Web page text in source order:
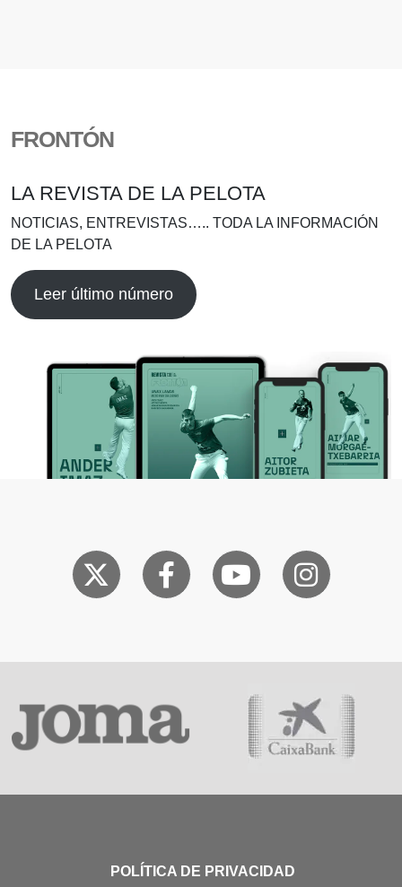
FRONTÓN
LA REVISTA DE LA PELOTA
NOTICIAS, ENTREVISTAS….. TODA LA INFORMACIÓN
DE LA PELOTA
Leer último número
POLÍTICA DE PRIVACIDAD